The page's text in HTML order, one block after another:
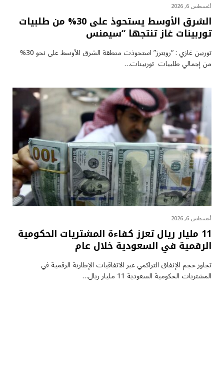
أغسطس 6, 2026
الشرق الأوسط يستحوذ على 30% من طلبيات
توربينات غاز تنتجها “سيمنس
توربين غازي : “رويترز” استحوذت منطقة الشرق الأوسط على نحو 30%
من إجمالي طلبيات توربينات…
أغسطس 6, 2026
11 مليار ريال تعزز كفاءة المشتريات الحكومية
الرقمية في السعودية خلال عام
تجاوز حجم الإنفاق التراكمي عبر الاتفاقيات الإطارية الرقمية في
المشتريات الحكومية السعودية 11 مليار ريال…